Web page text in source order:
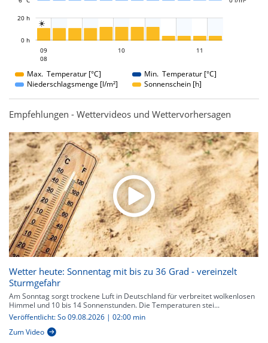

0 h
20 h
09
08
10 11
Max. Temperatur [°C]
Min. Temperatur [°C]
Niederschlagsmenge [l/m²]
Sonnenschein [h]
Empfehlungen - Wettervideos und Wettervorhersagen
Wetter heute: Sonnentag mit bis zu 36 Grad - vereinzelt
Sturmgefahr
Am Sonntag sorgt trockene Luft in Deutschland für verbreitet wolkenlosen
Himmel und 10 bis 14 Sonnenstunden. Die Temperaturen stei...
Veröffentlicht: So 09.08.2026 | 02:00 min
Zum Video